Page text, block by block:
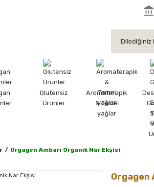
Glutensiz
Ürünler
Aromaterapik
& Temel
yağlar
Orgagen Ambarı Organik Nar Ekşisi
Orgagen